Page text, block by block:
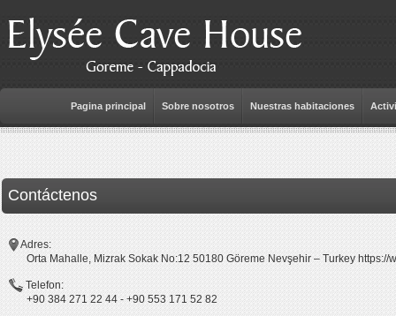
Pagina principal Sobre nosotros Nuestras habitaciones
Contáctenos
Adres:
Orta Mahalle, Mizrak Sokak No:12 50180 Göreme Nevşehir – Turkey https://
Telefon:
+90 384 271 22 44 - +90 553 171 52 82